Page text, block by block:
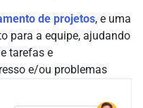
de projetos, e uma
para a equipe, ajudando
tarefas e
e/ou problemas